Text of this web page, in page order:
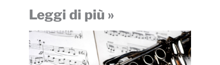
Leggi di più »